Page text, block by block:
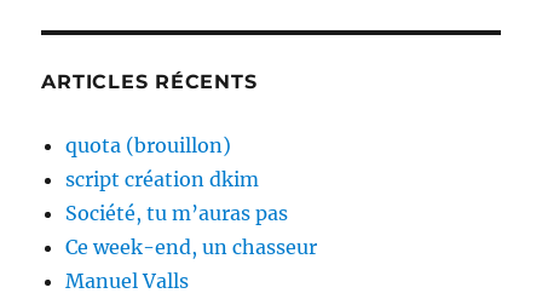
ARTICLES RÉCENTS
quota (brouillon)
script création dkim
Société, tu m’auras pas
Ce week-end, un chasseur
Manuel Valls